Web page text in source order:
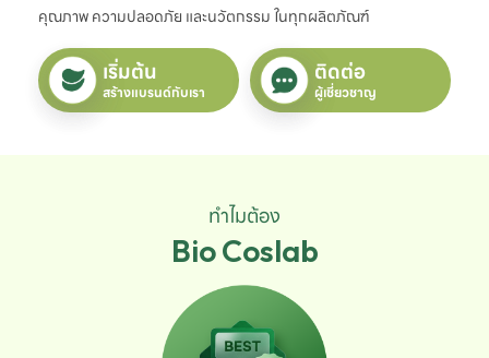
คุณภาพ ความปลอดภัย และนวัตกรรม ในทุกผลิตภัณฑ์
เริ่มต้น
สร้างแบรนด์กับเรา
ติดต่อ
ผู้เชี่ยวชาญ
ทำไมต้อง
Bio Coslab